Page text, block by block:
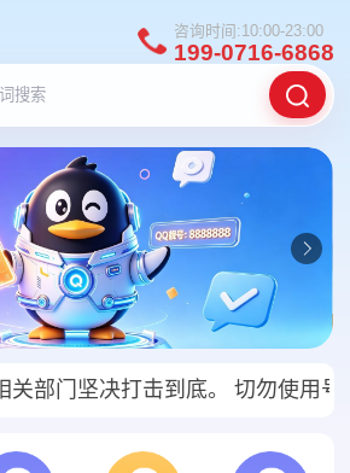
咨询时间:10:00-23:00
199-0716-6868
部门坚决打击到底。 切勿使用号